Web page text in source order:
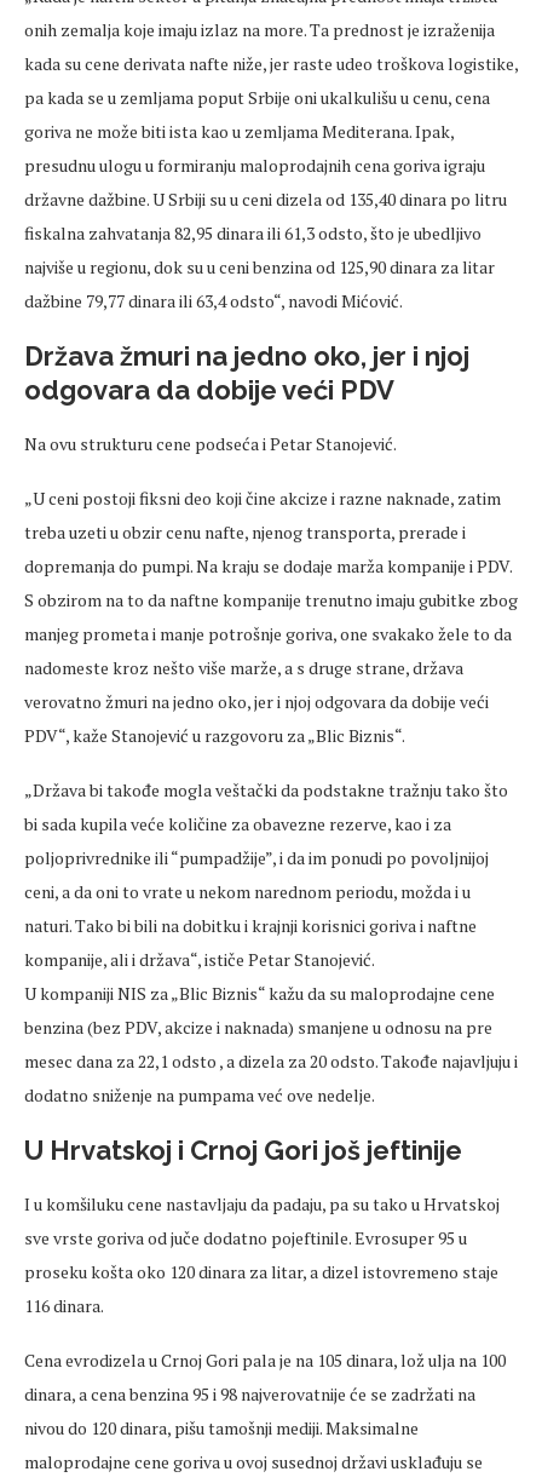
onih zemalja koje imaju izlaz na more. Ta prednost je izraženija
kada su cene derivata nafte niže, jer raste udeo troškova logistike,
pa kada se u zemljama poput Srbije oni ukalkulišu u cenu, cena
goriva ne može biti ista kao u zemljama Mediterana. Ipak,
presudnu ulogu u formiranju maloprodajnih cena goriva igraju
državne dažbine. U Srbiji su u ceni dizela od 135,40 dinara po litru
fiskalna zahvatanja 82,95 dinara ili 61,3 odsto, što je ubedljivo
najviše u regionu, dok su u ceni benzina od 125,90 dinara za litar
dažbine 79,77 dinara ili 63,4 odsto“, navodi Mićović.
Država žmuri na jedno oko, jer i njoj
odgovara da dobije veći PDV
Na ovu strukturu cene podseća i Petar Stanojević.
„U ceni postoji fiksni deo koji čine akcize i razne naknade, zatim
treba uzeti u obzir cenu nafte, njenog transporta, prerade i
dopremanja do pumpi. Na kraju se dodaje marža kompanije i PDV.
S obzirom na to da naftne kompanije trenutno imaju gubitke zbog
manjeg prometa i manje potrošnje goriva, one svakako žele to da
nadomeste kroz nešto više marže, a s druge strane, država
verovatno žmuri na jedno oko, jer i njoj odgovara da dobije veći
PDV“, kaže Stanojević u razgovoru za „Blic Biznis“.
„Država bi takođe mogla veštački da podstakne tražnju tako što
bi sada kupila veće količine za obavezne rezerve, kao i za
poljoprivrednike ili “pumpadžije”, i da im ponudi po povoljnijoj
ceni, a da oni to vrate u nekom narednom periodu, možda i u
naturi. Tako bi bili na dobitku i krajnji korisnici goriva i naftne
kompanije, ali i država“, ističe Petar Stanojević.
U kompaniji NIS za „Blic Biznis“ kažu da su maloprodajne cene
benzina (bez PDV, akcize i naknada) smanjene u odnosu na pre
mesec dana za 22,1 odsto , a dizela za 20 odsto. Takođe najavljuju i
dodatno sniženje na pumpama već ove nedelje.
U Hrvatskoj i Crnoj Gori još jeftinije
I u komšiluku cene nastavljaju da padaju, pa su tako u Hrvatskoj
sve vrste goriva od juče dodatno pojeftinile. Evrosuper 95 u
proseku košta oko 120 dinara za litar, a dizel istovremeno staje
116 dinara.
Cena evrodizela u Crnoj Gori pala je na 105 dinara, lož ulja na 100
dinara, a cena benzina 95 i 98 najverovatnije će se zadržati na
nivou do 120 dinara, pišu tamošnji mediji. Maksimalne
maloprodajne cene goriva u ovoj susednoj državi usklađuju se